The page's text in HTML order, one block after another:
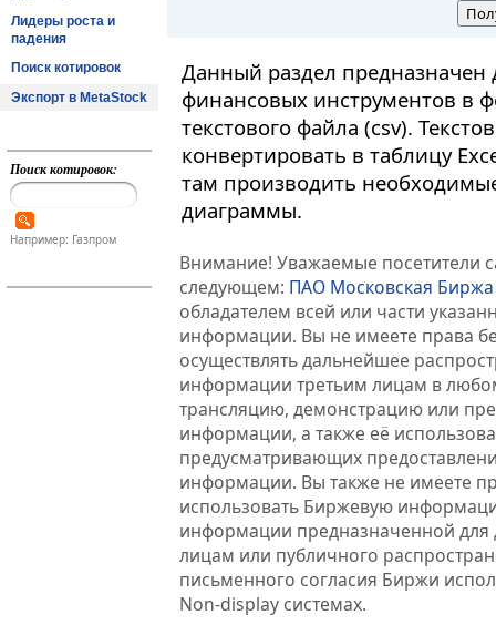
Лидеры роста и
падения
Поиск котировок
Экспорт в MetaStock
Поиск котировок:
Например: Газпром
Данный раздел
финансовых инструментов в
текстового файла (csv).
конвертировать в таблицу
там производить
диаграммы.
Внимание! Уважаемые посетители
следующем: ПАО Московская Биржа
обладателем всей или части
информации. Вы не имеете права
осуществлять дальнейшее
информации третьим лицам в
трансляцию, демонстрацию или
информации, а также её
предусматривающих
информации. Вы также не имеете
использовать Биржевую
информации предназначенной для
лицам или публичного
письменного согласия Биржи
Non-display системах.